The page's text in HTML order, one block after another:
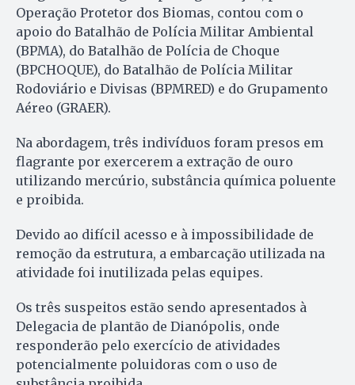
Operação Protetor dos Biomas, contou com o
apoio do Batalhão de Polícia Militar Ambiental
(BPMA), do Batalhão de Polícia de Choque
(BPCHOQUE), do Batalhão de Polícia Militar
Rodoviário e Divisas (BPMRED) e do Grupamento
Aéreo (GRAER).
Na abordagem, três indivíduos foram presos em
flagrante por exercerem a extração de ouro
utilizando mercúrio, substância química poluente
e proibida.
Devido ao difícil acesso e à impossibilidade de
remoção da estrutura, a embarcação utilizada na
atividade foi inutilizada pelas equipes.
Os três suspeitos estão sendo apresentados à
Delegacia de plantão de Dianópolis, onde
responderão pelo exercício de atividades
potencialmente poluidoras com o uso de